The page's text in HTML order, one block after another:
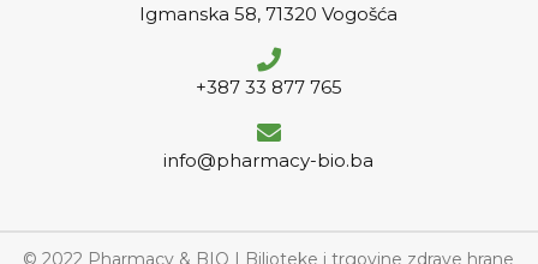
Igmanska 58, 71320 Vogošća
+387 33 877 765
info@pharmacy-bio.ba
© 2022 Pharmacy & BIO | Biljoteke i trgovine zdrave hrane